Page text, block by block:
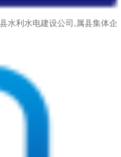
水利水电建设公司,属县集体企